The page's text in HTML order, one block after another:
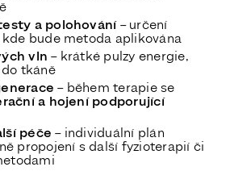
a polohování– určení
bude metoda aplikována
vln – krátké pulzy energie,
tkáně
– během terapie se
a hojení podporující
péče – individuální plán
propojení s další fyzioterapií či